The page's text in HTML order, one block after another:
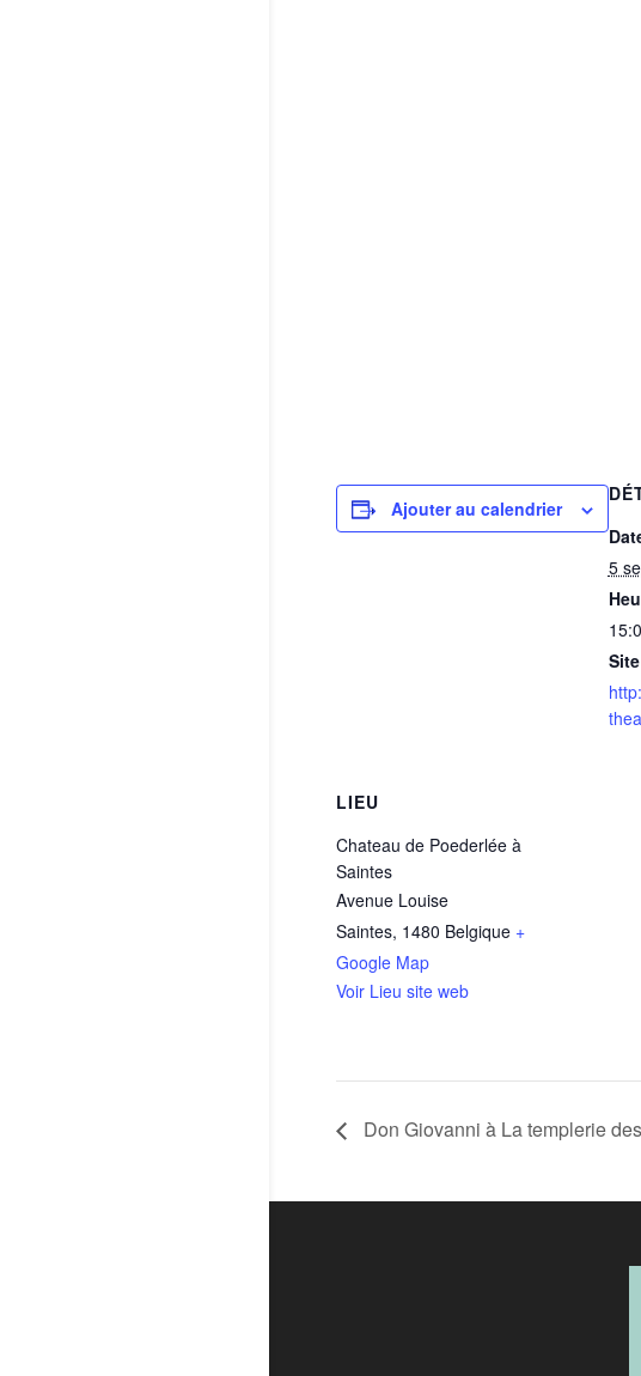
Ajouter au calendrier
5
LIEU
Chateau de Poederlée à
Saintes
Avenue Louise
Saintes, 1480 Belgique +
Google Map
Voir Lieu site web
Don Giovanni à La templerie